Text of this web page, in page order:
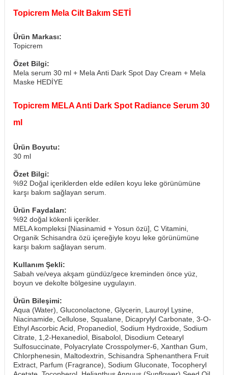
Topicrem Mela Cilt Bakım SETİ
Ürün Markası:
Topicrem
Özet Bilgi:
Mela serum 30 ml + Mela Anti Dark Spot Day Cream + Mela
Maske HEDİYE
Topicrem MELA Anti Dark Spot Radiance Serum 30
ml
Ürün Boyutu:
30 ml
Özet Bilgi:
%92 Doğal içeriklerden elde edilen koyu leke görünümüne
karşı bakım sağlayan serum.
Ürün Faydaları:
%92 doğal kökenli içerikler.
​MELA kompleksi [Niasinamid + Yosun özü], C Vitamini,
Organik Schisandra özü içereğiyle koyu leke görünümüne
karşı bakım sağlayan serum.
Kullanım Şekli:
Sabah ve/veya akşam gündüz/gece kreminden önce yüz,
boyun ve dekolte bölgesine uygulayın.
Ürün Bileşimi:
Aqua (Water), Gluconolactone, Glycerin, Lauroyl Lysine,
Niacinamide, Cellulose, Squalane, Dicaprylyl Carbonate, 3-O-
Ethyl Ascorbic Acid, Propanediol, Sodium Hydroxide, Sodium
Citrate, 1,2-Hexanediol, Bisabolol, Disodium Cetearyl
Sulfosuccinate, Polyacrylate Crosspolymer-6, Xanthan Gum,
Chlorphenesin, Maltodextrin, Schisandra Sphenanthera Fruit
Extract, Parfum (Fragrance), Sodium Gluconate, Tocopheryl